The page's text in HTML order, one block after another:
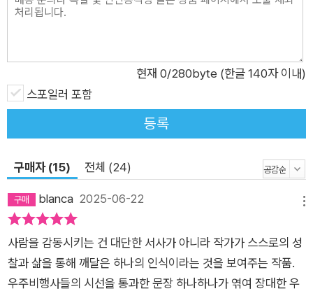
탄 우주선에서 어떤 흥미로운 사건이 있을지는 알 수 없다. 《궤
찬란하고 푸른 지구에 우리와 우리가 사랑하는 사람들이 ‘살고 있
다’는 사실을 일깨우고, 변화를 꿈꾸게 하는 불꽃을 피운다. 정교
한 묘사, 의도적인 쉼표와 공백으로 이뤄진 작가 특유의 글쓰기는
우주선 창밖으로 끝없이 잇따르는 빙하와 사막과 계절처럼 숨 막
현재 0/280byte (한글 140자 이내)
스포일러 포함
등록
구매자 (15) 전체 (24)
blanca 2025-06-22
사람을 감동시키는 건 대단한 서사가 아니라 작가가 스스로의 성
찰과 삶을 통해 깨달은 하나의 인식이라는 것을 보여주는 작품.
우주비행사들의 시선을 통과한 문장 하나하나가 엮여 장대한 우